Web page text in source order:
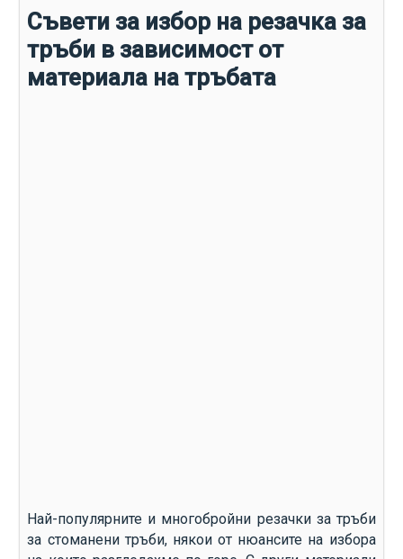
Съвети за избор на резачка за
тръби в зависимост от
материала на тръбата
Най-популярните и многобройни резачки за тръби
за стоманени тръби, някои от нюансите на избора